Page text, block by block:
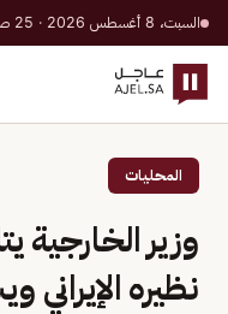
السبت، 8 أغسطس 2026 · 25 صفر 1448 هـ
المحليات
وزير الخارجية
نظيره